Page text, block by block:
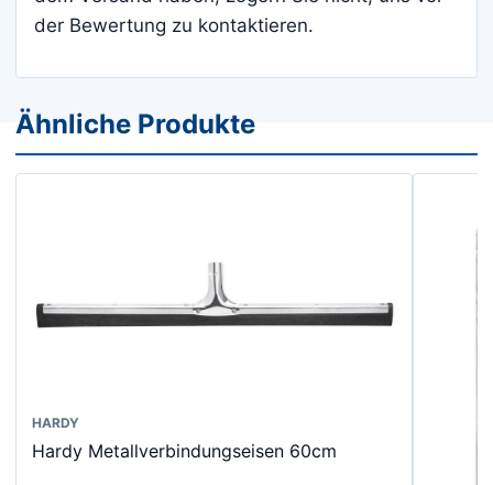
der Bewertung zu kontaktieren.
Ähnliche Produkte
HARDY
Hardy Metallverbindungseisen 60cm